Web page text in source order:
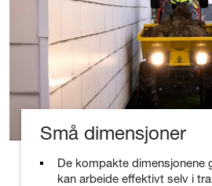
Små dimensjoner
De kompakte dimensjonene
kan arbeide effektivt selv i